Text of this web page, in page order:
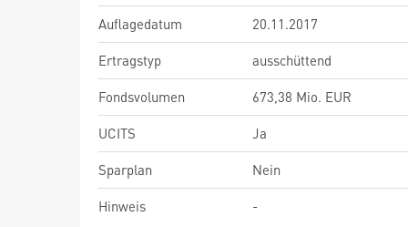
Auflagedatum
20.11.2017
Ertragstyp
ausschüttend
Fondsvolumen
673,38 Mio. EUR
UCITS
Ja
Sparplan
Nein
Hinweis
-